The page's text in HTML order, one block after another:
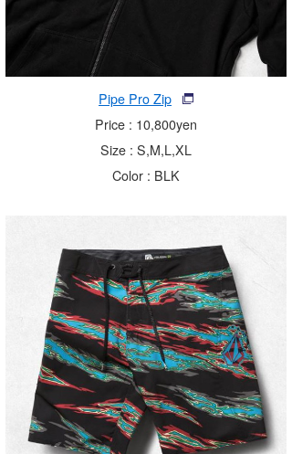
Pipe Pro Zip
Price : 10,800yen
Size : S,M,L,XL
Color : BLK